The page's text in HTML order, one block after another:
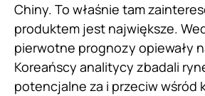
Chiny. To właśnie tam
produktem jest największe.
pierwotne prognozy opiewały
Koreańscy analitycy zbadali
potencjalne za i przeciw wśród